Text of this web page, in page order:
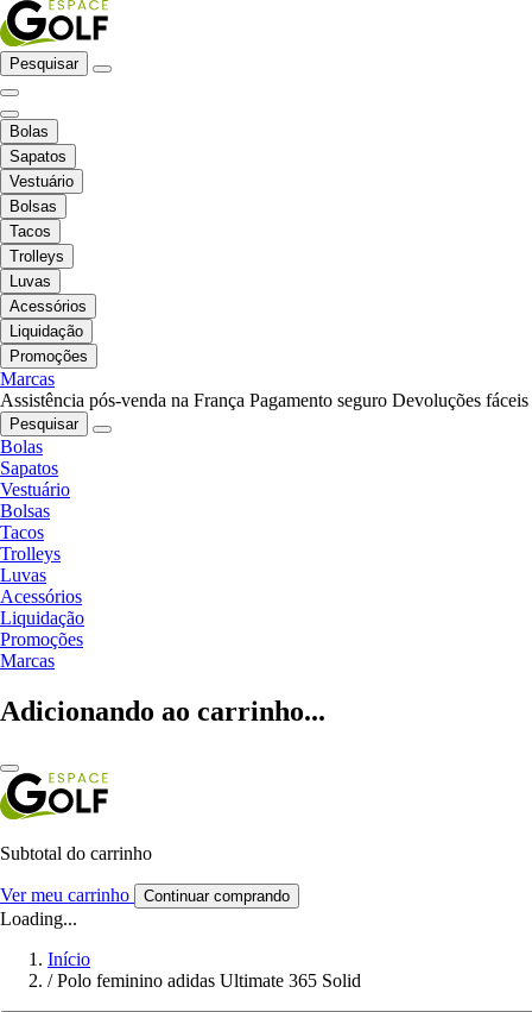
Pesquisar
Bolas
Sapatos
Vestuário
Bolsas
Tacos
Trolleys
Luvas
Acessórios
Liquidação
Promoções
Marcas
Assistência pós-venda na França Pagamento seguro Devoluções fáceis
Pesquisar
Bolas
Sapatos
Vestuário
Bolsas
Tacos
Trolleys
Luvas
Acessórios
Liquidação
Promoções
Marcas
Adicionando ao carrinho...
Subtotal do carrinho
Ver meu carrinho Continuar comprando
Loading...
Início
/ Polo feminino adidas Ultimate 365 Solid